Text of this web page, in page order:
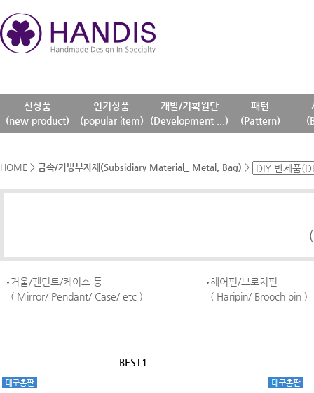
신상품
(new product)
인기상품
(popular item)
개발/기획원단
(Development ...)
패턴
(Pattern)
HOME > 금속/가방부자재(Subsidiary Material_ Metal, Bag) >
거울/펜던트/케이스 등
( Mirror/ Pendant/ Case/ etc )
헤어핀/브로치핀
( Haripin/ Brooch pin )
BEST1